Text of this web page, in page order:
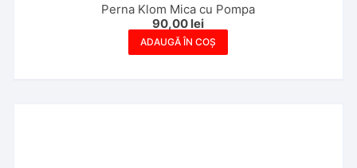
Perna Klom Mica cu Pompa
90,00 lei
ADAUGĂ ÎN COȘ